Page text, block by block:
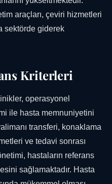
araçları, çeviri hizmetleri
sektörde giderek
Kriterleri
operasyonel
ile hasta memnuniyetini
transferi, konaklama
ve tedavi sonrası
hastaların referans
sağlamaktadır. Hasta